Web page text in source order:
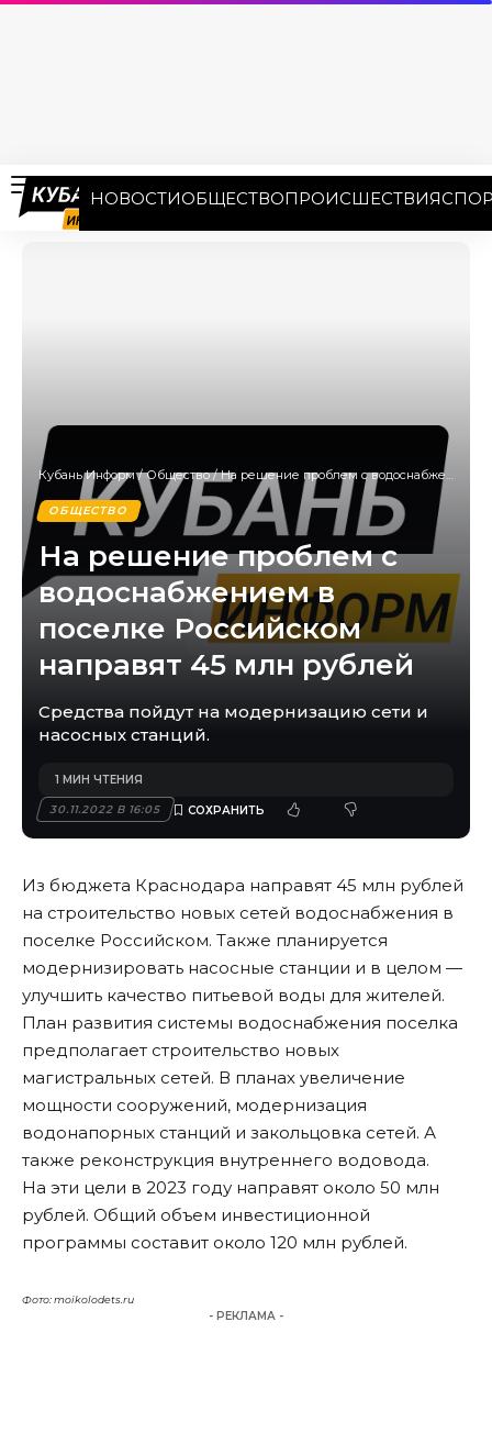
НОВОСТИОБЩЕСТВОПРОИСШЕСТВИЯ
Кубань Информ/Общество/На решение проблем с водоснабжением в поселке Российском направят 45 млн рублей
ОБЩЕСТВО
На решение проблем с
водоснабжением в
поселке Российском
направят 45 млн рублей
Средства пойдут на модернизацию сети и
насосных станций.
30.11.2022 В 16:05
1 МИН ЧТЕНИЯ
Из бюджета Краснодара направят 45 млн рублей
на строительство новых сетей водоснабжения в
поселке Российском. Также планируется
модернизировать насосные станции и в целом —
улучшить качество питьевой воды для жителей.
План развития системы водоснабжения поселка
предполагает строительство новых
магистральных сетей. В планах увеличение
мощности сооружений, модернизация
водонапорных станций и закольцовка сетей. А
также реконструкция внутреннего водовода.
На эти цели в 2023 году направят около 50 млн
рублей. Общий объем инвестиционной
программы составит около 120 млн рублей.
Фото: moikolodets.ru
- РЕКЛАМА -